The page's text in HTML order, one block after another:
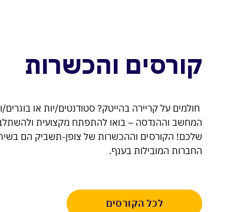
קורסים והכשרות
חולמים על קריירה בהייטק? סטודנטים/יות או
המחשב וההנדסה – בואו להתפתח מקצועית
שלכם! הקורסים וההכשרות של צופן-תשביק הם
החברות המובילות בענף.
לכל הקורסים